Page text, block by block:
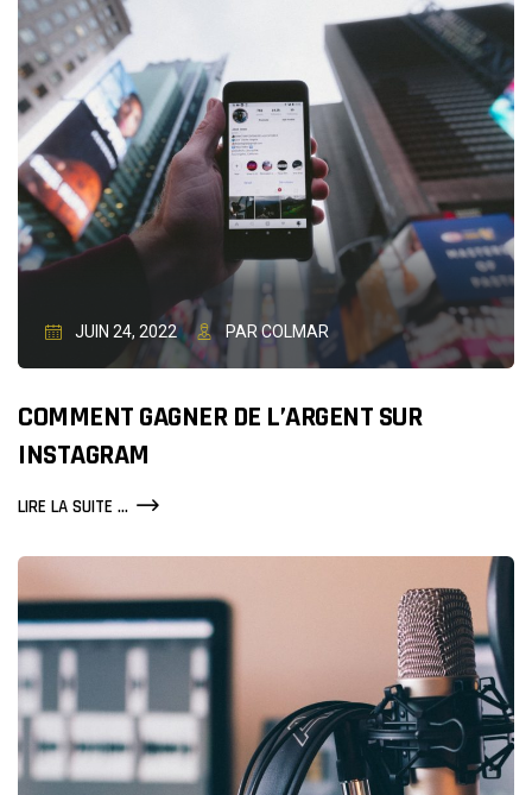
NOS
CONSEILS
JUIN 24, 2022 PAR COLMAR
COMMENT GAGNER DE L’ARGENT SUR
INSTAGRAM
LIRE LA SUITE ...COMMENT
DE
SUR
INSTAGRAM